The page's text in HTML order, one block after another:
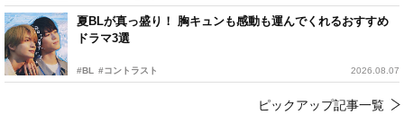
夏BLが真っ盛り！ 胸キュンも感動も運んでくれるおすすめ
ドラマ3選
#BL #コントラスト 2026.08.07
ピックアップ記事一覧